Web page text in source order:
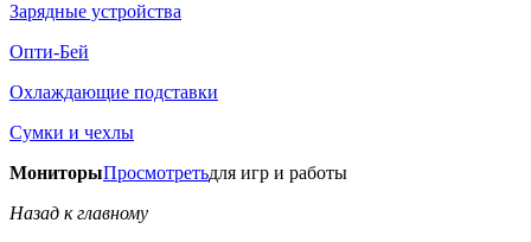
Зарядные устройства
Опти-Бей
Охлаждающие подставки
Сумки и чехлы
МониторыПросмотретьдля игр и работы
Назад к главному